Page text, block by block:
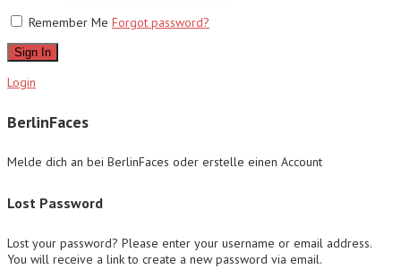
Remember Me Forgot password?
Sign In
Login
BerlinFaces
Melde dich an bei BerlinFaces oder erstelle einen Account
Lost Password
Lost your password? Please enter your username or email address.
You will receive a link to create a new password via email.